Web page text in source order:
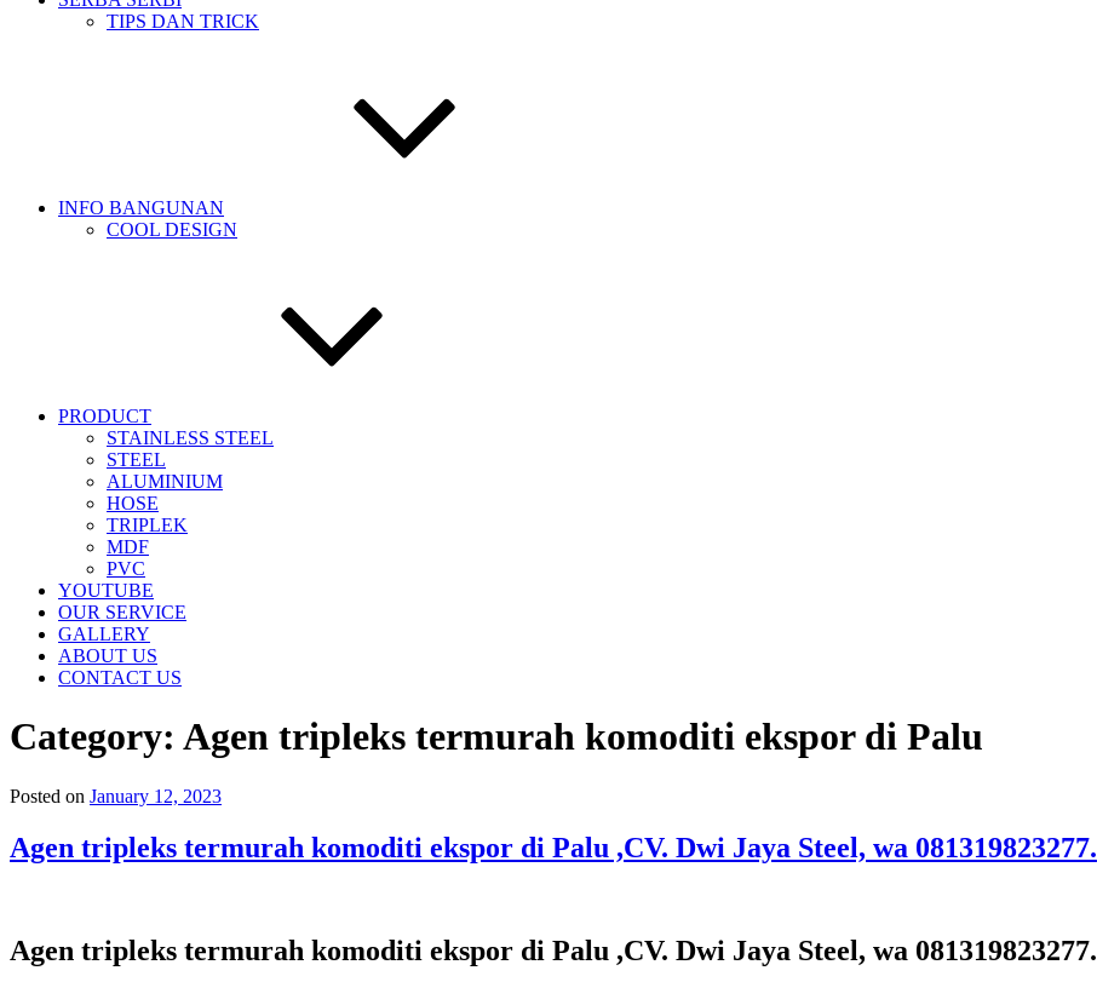
TIPS DAN TRICK
INFO BANGUNAN
COOL DESIGN
PRODUCT
STAINLESS STEEL
STEEL
ALUMINIUM
HOSE
TRIPLEK
MDF
PVC
YOUTUBE
OUR SERVICE
GALLERY
ABOUT US
CONTACT US
Category: Agen tripleks termurah komoditi ekspor di Palu
Posted on January 12, 2023
Agen tripleks termurah komoditi ekspor di Palu ,CV. Dwi Jaya Steel, wa 081319823277.
Agen tripleks termurah komoditi ekspor di Palu ,CV. Dwi Jaya Steel, wa 081319823277.